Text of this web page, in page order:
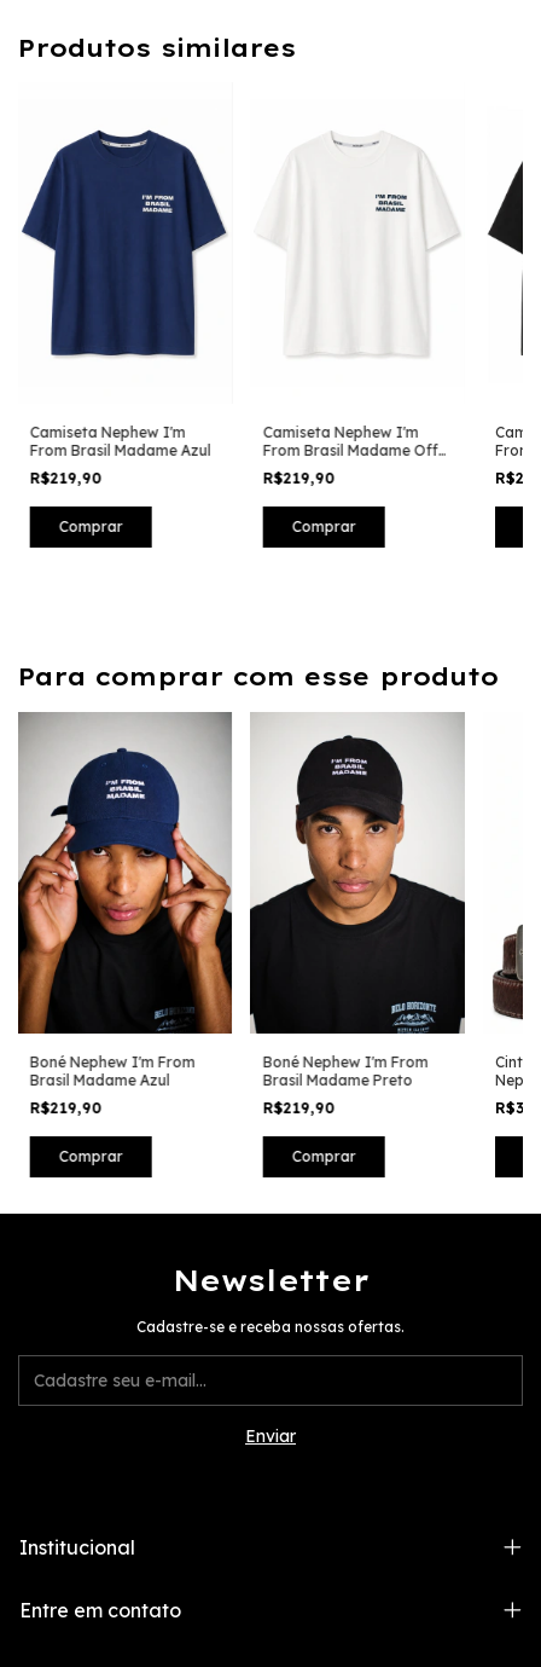
Produtos similares
Camiseta Nephew I'm
From Brasil Madame Azul
R$219,90
Comprar
Camiseta Nephew I'm
From Brasil Madame Off
White
R$219,90
Comprar
From
Preto
Para comprar com esse produto
Boné Nephew I'm From
Brasil Madame Azul
R$219,90
Comprar
Boné Nephew I'm From
Brasil Madame Preto
R$219,90
Comprar
Cinto
Newsletter
Cadastre-se e receba nossas ofertas.
Institucional
Entre em contato